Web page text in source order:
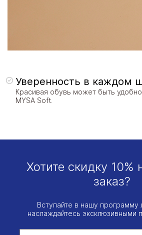
Уверенность в каждом
Красивая обувь может быть
MYSA Soft.
Хотите скидку 10%
заказ?
Вступайте в нашу программу
наслаждайтесь эксклюзивными